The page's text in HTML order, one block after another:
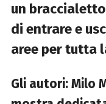
un
di entrare e
aree per tutta
Gli autori: Milo